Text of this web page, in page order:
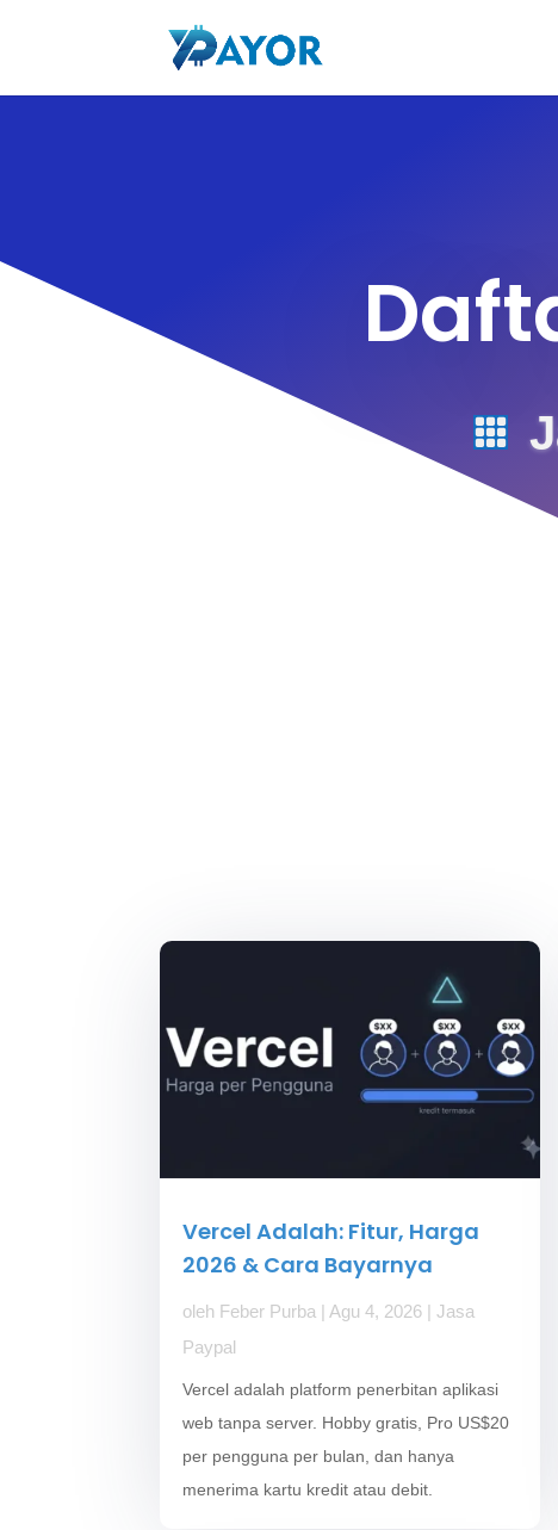

Vercel Adalah: Fitur, Harga
2026 & Cara Bayarnya
oleh Feber Purba | Agu 4, 2026 |Jasa
Paypal
Vercel adalah platform penerbitan aplikasi
web tanpa server. Hobby gratis, Pro US$20
per pengguna per bulan, dan hanya
menerima kartu kredit atau debit.